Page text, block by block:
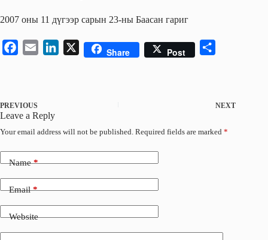
2007 оны 11 дүгээр сарын 23-ны Баасан гариг
b
X Share Post
e
PREVIOUS NEXT
Leave a Reply
Your email address will not be published. Required fields are marked *
Name*
Email*
Website